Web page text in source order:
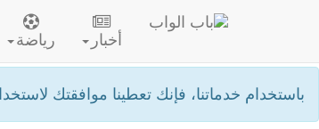
باستخدام خدماتنا، فإنك تعطينا موافقتك
أخبار رياضة